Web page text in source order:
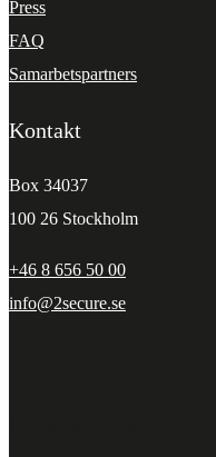
Press
FAQ
Samarbetspartners
Kontakt
Box 34037
100 26 Stockholm
+46 8 656 50 00
info@2secure.se